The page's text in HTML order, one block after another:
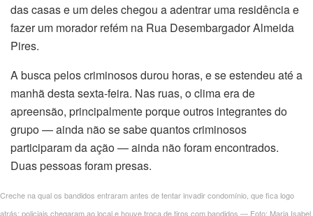
das casas e um deles chegou a adentrar uma residência e
fazer um morador refém na Rua Desembargador Almeida
Pires.
A busca pelos criminosos durou horas, e se estendeu até a
manhã desta sexta-feira. Nas ruas, o clima era de
apreensão, principalmente porque outros integrantes do
grupo — ainda não se sabe quantos criminosos
participaram da ação — ainda não foram encontrados.
Duas pessoas foram presas.
Creche na qual os bandidos entraram antes de tentar invadir condomínio, que fica logo
atrás: policiais chegaram ao local e houve troca de tiros com bandidos — Foto: Maria Isabel